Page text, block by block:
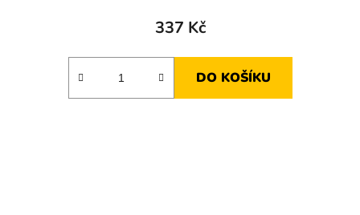
337 Kč
DO KOŠÍKU